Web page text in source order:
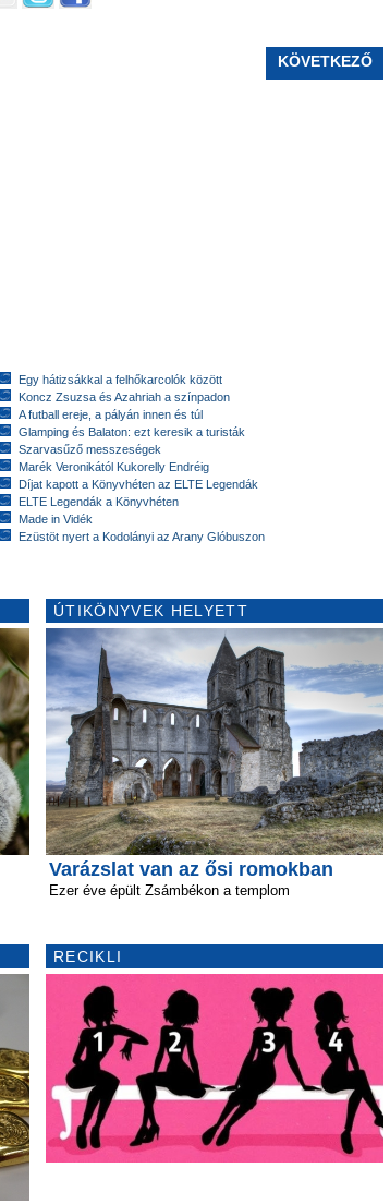
KÖVETKEZŐ
Egy hátizsákkal a felhőkarcolók között
Koncz Zsuzsa és Azahriah a színpadon
A futball ereje, a pályán innen és túl
Glamping és Balaton: ezt keresik a turisták
Szarvasűző messzeségek
Marék Veronikától Kukorelly Endréig
Díjat kapott a Könyvhéten az ELTE Legendák
ELTE Legendák a Könyvhéten
Made in Vidék
Ezüstöt nyert a Kodolányi az Arany Glóbuszon
ÚTIKÖNYVEK HELYETT
Varázslat van az ősi romokban
Ezer éve épült Zsámbékon a templom
RECIKLI